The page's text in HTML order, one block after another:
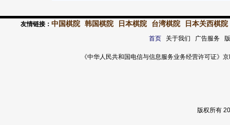
友情链接： 中国棋院 韩国棋院 日本棋院 台湾棋院 日本关西棋院
首页关于我们 广告服务
《中华人民共和国电信与信息服务业务经营许可证
版权所有